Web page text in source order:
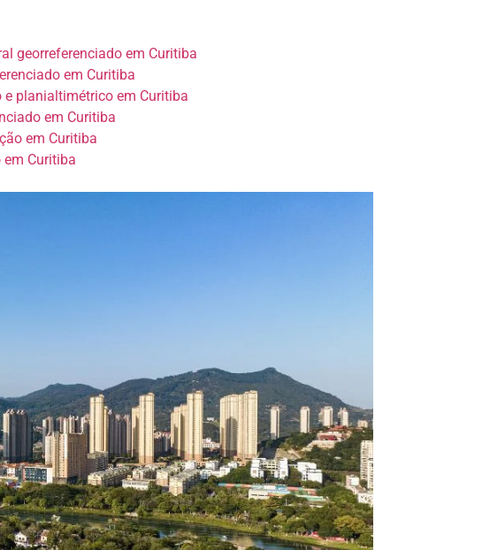
georreferenciado em Curitiba
em Curitiba
planialtimétrico em Curitiba
em Curitiba
em Curitiba
Curitiba